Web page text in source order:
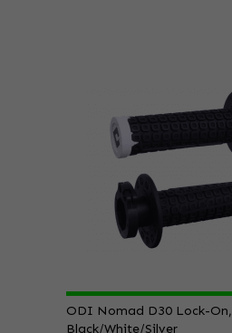
ODI Nomad D30 Lock-On,
Black/White/Silver